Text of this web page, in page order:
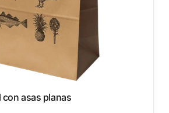
con asas planas